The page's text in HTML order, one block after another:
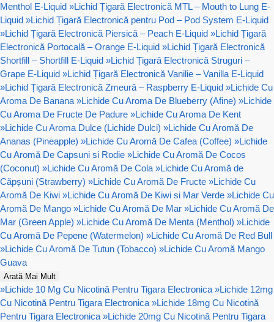
Menthol E-Liquid »Lichid Țigară Electronică MTL – Mouth to Lung E-
Liquid »Lichid Țigară Electronică pentru Pod – Pod System E-Liquid
»Lichid Țigară Electronică Piersică – Peach E-Liquid »Lichid Țigară
Electronică Portocală – Orange E-Liquid »Lichid Țigară Electronică
Shortfill – Shortfill E-Liquid »Lichid Țigară Electronică Struguri –
Grape E-Liquid »Lichid Țigară Electronică Vanilie – Vanilla E-Liquid
»Lichid Țigară Electronică Zmeură – Raspberry E-Liquid »Lichide Cu
Aroma De Banana »Lichide Cu Aroma De Blueberry (Afine) »Lichide
Cu Aroma De Fructe De Padure »Lichide Cu Aroma De Kent
»Lichide Cu Aroma Dulce (Lichide Dulci) »Lichide Cu Aromă De
Ananas (Pineapple) »Lichide Cu Aromă De Cafea (Coffee) »Lichide
Cu Aromă De Capsuni si Rodie »Lichide Cu Aromă De Cocos
(Coconut) »Lichide Cu Aromă De Cola »Lichide Cu Aromă de
Căpșuni (Strawberry) »Lichide Cu Aromă De Fructe »Lichide Cu
Aromă De Kiwi »Lichide Cu Aromă De Kiwi si Mar Verde »Lichide Cu
Aromă De Mango »Lichide Cu Aromă De Mar »Lichide Cu Aromă De
Mar (Green Apple) »Lichide Cu Aromă De Menta (Menthol) »Lichide
Cu Aromă De Pepene (Watermelon) »Lichide Cu Aromă De Red Bull
»Lichide Cu Aromă De Tutun (Tobacco) »Lichide Cu Aromă Mango
Guava
Arată Mai Mult
»Lichide 10 Mg Cu Nicotină Pentru Tigara Electronica »Lichide 12mg
Cu Nicotină Pentru Tigara Electronica »Lichide 18mg Cu Nicotină
Pentru Tigara Electronica »Lichide 20mg Cu Nicotină Pentru Tigara